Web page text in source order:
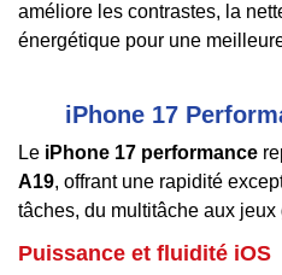
améliore les contrastes, la
énergétique pour une
iPhone 17
Le iPhone 17 performance
A19, offrant une rapidité
tâches, du multitâche aux jeux
Puissance et fluidité iOS